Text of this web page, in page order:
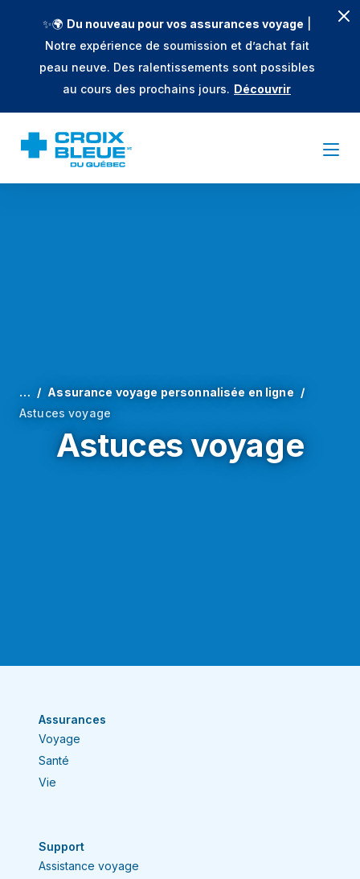
✨🌍 Du nouveau pour vos assurances voyage
Notre expérience de soumission et d’achat fait
peau neuve. Des ralentissements sont possibles
au cours des prochains jours. Découvrir
…
Assurance voyage personnalisée en ligne
Astuces voyage
Astuces voyage
Assurances
Voyage
Santé
Vie
Support
Assistance voyage